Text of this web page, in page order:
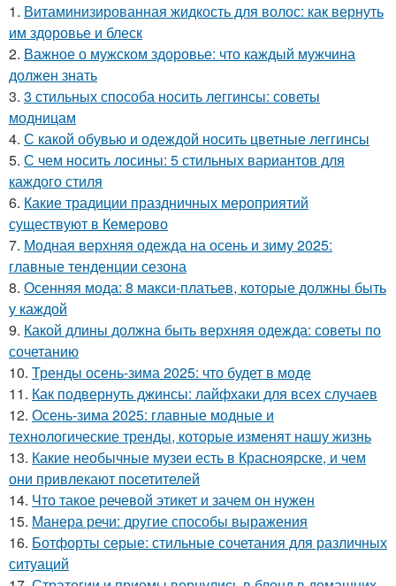
1. Витаминизированная жидкость для волос: как вернуть
им здоровье и блеск
2. Важное о мужском здоровье: что каждый мужчина
должен знать
3. 3 стильных способа носить леггинсы: советы
модницам
4. С какой обувью и одеждой носить цветные леггинсы
5. С чем носить лосины: 5 стильных вариантов для
каждого стиля
6. Какие традиции праздничных мероприятий
существуют в Кемерово
7. Модная верхняя одежда на осень и зиму 2025:
главные тенденции сезона
8. Осенняя мода: 8 макси-платьев, которые должны быть
у каждой
9. Какой длины должна быть верхняя одежда: советы по
сочетанию
10. Тренды осень-зима 2025: что будет в моде
11. Как подвернуть джинсы: лайфхаки для всех случаев
12. Осень-зима 2025: главные модные и
технологические тренды, которые изменят нашу жизнь
13. Какие необычные музеи есть в Красноярске, и чем
они привлекают посетителей
14. Что такое речевой этикет и зачем он нужен
15. Манера речи: другие способы выражения
16. Ботфорты серые: стильные сочетания для различных
ситуаций